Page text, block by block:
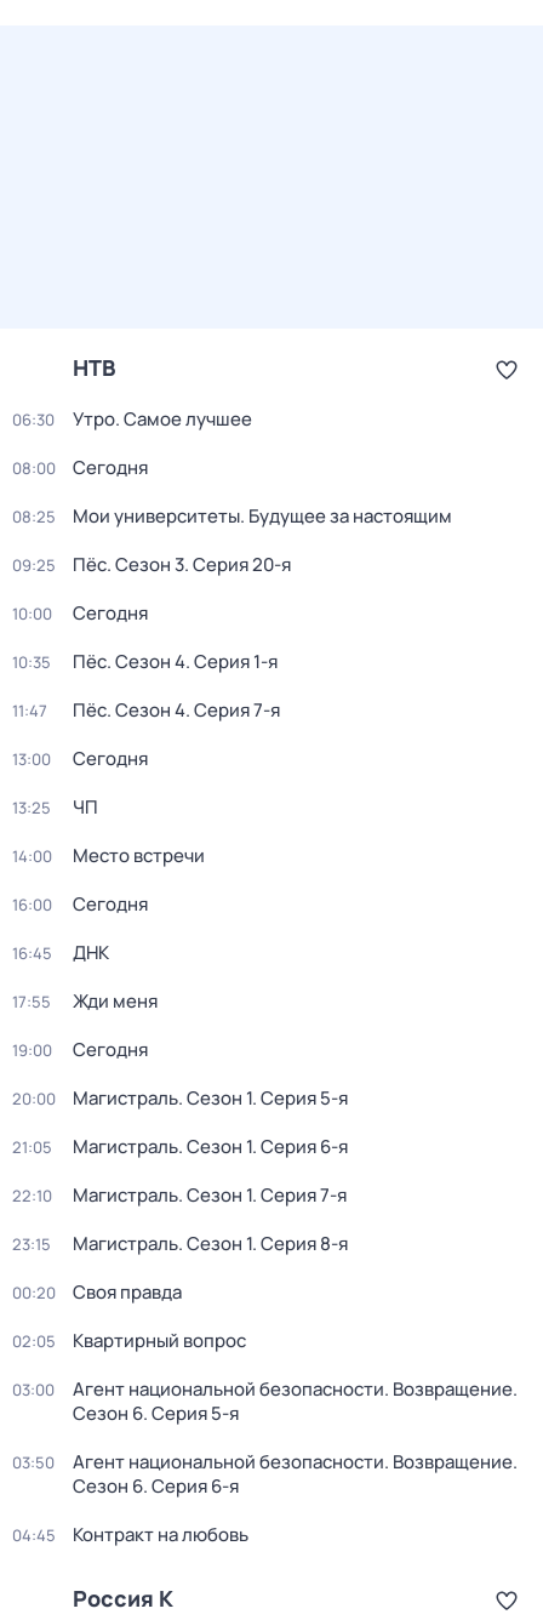
НТВ
06:30 Утро. Самое лучшее
08:00 Сегодня
08:25 Мои университеты. Будущее за настоящим
09:25 Пёс. Сезон 3. Серия 20-я
10:00 Сегодня
10:35 Пёс. Сезон 4. Серия 1-я
11:47 Пёс. Сезон 4. Серия 7-я
13:00 Сегодня
13:25 ЧП
14:00 Место встречи
16:00 Сегодня
16:45 ДНК
17:55 Жди меня
19:00 Сегодня
20:00 Магистраль. Сезон 1. Серия 5-я
21:05 Магистраль. Сезон 1. Серия 6-я
22:10 Магистраль. Сезон 1. Серия 7-я
23:15 Магистраль. Сезон 1. Серия 8-я
00:20 Своя правда
02:05 Квартирный вопрос
03:00 Агент национальной безопасности. Возвращение.
Сезон 6. Серия 5-я
03:50 Агент национальной безопасности. Возвращение.
Сезон 6. Серия 6-я
04:45 Контракт на любовь
Россия К